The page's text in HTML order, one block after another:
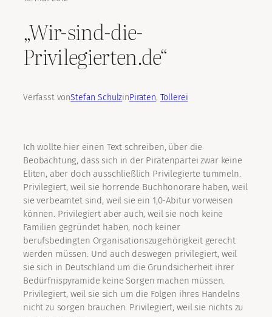
„Wir-sind-die-
Privilegierten.de“
Verfasst vonStefan SchulzinPiraten, Tollerei
Ich wollte hier einen Text schreiben, über die
Beobachtung, dass sich in der Piratenpartei zwar keine
Eliten, aber doch ausschließlich Privilegierte tummeln.
Privilegiert, weil sie horrende Buchhonorare haben, weil
sie verbeamtet sind, weil sie ein 1,0-Abitur vorweisen
können. Privilegiert aber auch, weil sie noch keine
Familien gegründet haben, noch keiner
berufsbedingten Organisationszugehörigkeit gerecht
werden müssen. Und auch deswegen privilegiert, weil
sie sich in Deutschland um die Grundsicherheit ihrer
Bedürfnispyramide keine Sorgen machen müssen.
Privilegiert, weil sie sich um die Folgen ihres Handelns
nicht zu sorgen brauchen. Privilegiert, weil sie nichts zu